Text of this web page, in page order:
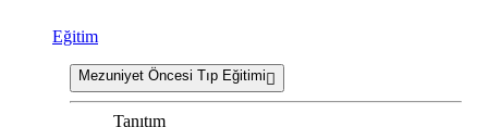
Eğitim
Mezuniyet Öncesi Tıp Eğitimi
Tanıtım